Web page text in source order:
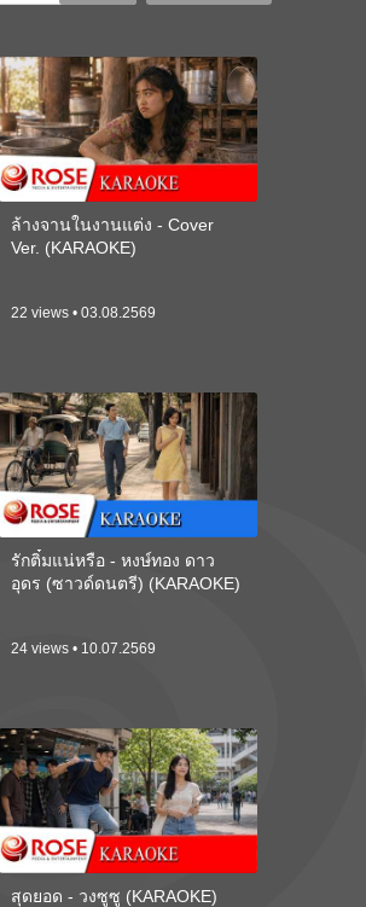
ล้างจานในงานแต่ง - Cover
Ver. (KARAOKE)
22 views • 03.08.2569
รักติ๋มแน่หรือ - หงษ์ทอง ดาว
อุดร (ซาวด์ดนตรี) (KARAOKE)
24 views • 10.07.2569
สุดยอด - วงซูซู (KARAOKE)